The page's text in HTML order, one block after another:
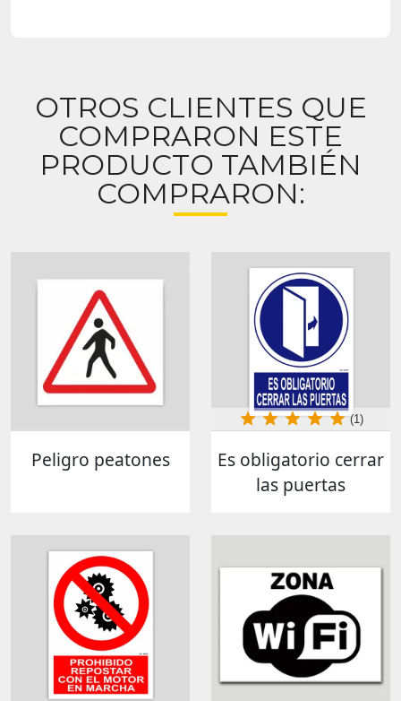
OTROS CLIENTES QUE
COMPRARON ESTE
PRODUCTO TAMBIÉN
COMPRARON:
Peligro peatones
Es obligatorio cerrar
las puertas
(1)